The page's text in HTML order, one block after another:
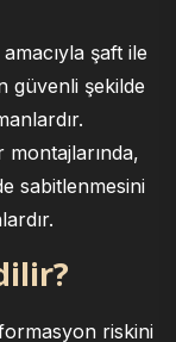
şaft ile
güvenli şekilde
sabitlenmesini
riskini